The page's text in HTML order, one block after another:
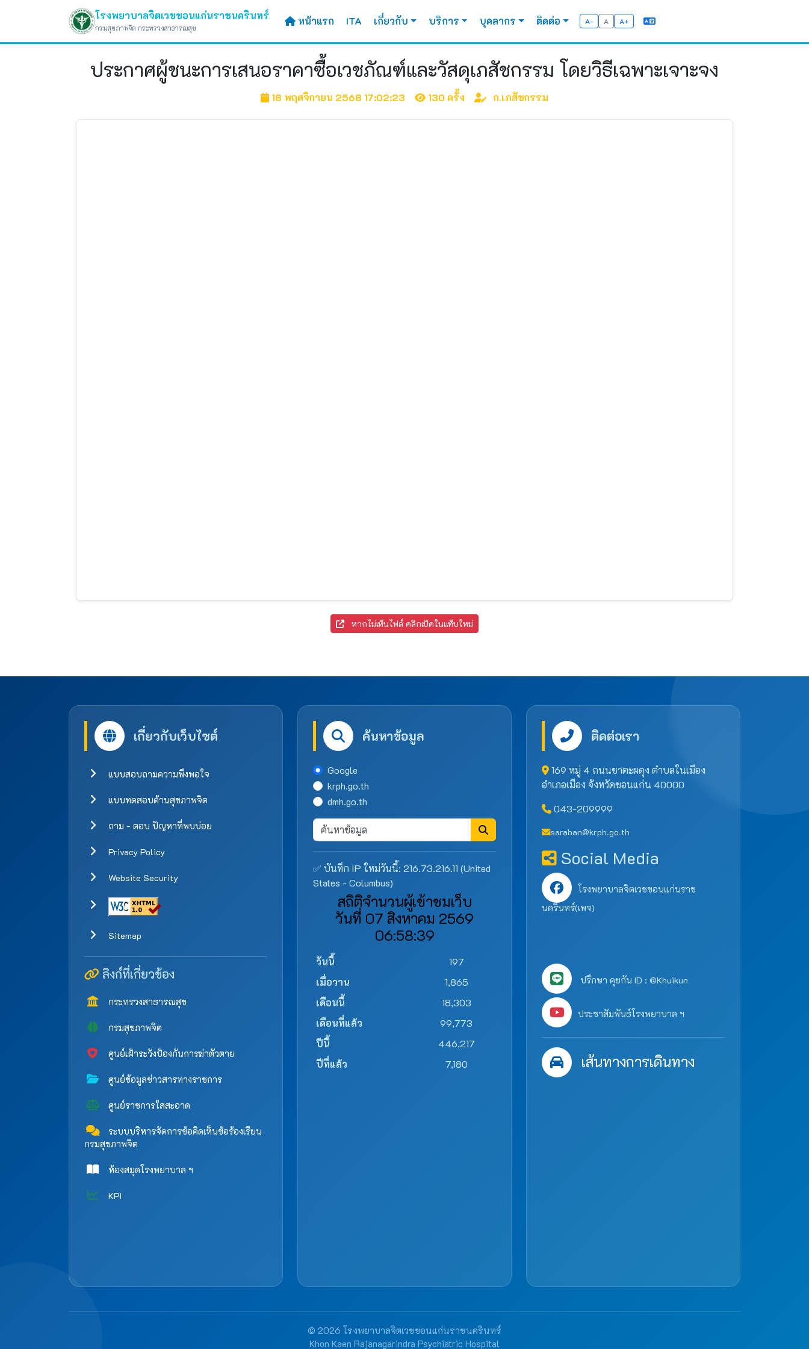
โรงพยาบาลจิตเวชขอนแก่นราชนครินทร์
กรมสุขภาพจิต กระทรวงสาธารณสุข
หน้าแรก ITA เกี่ยวกับ บริการ บุคลากร ติดต่อ A- A A+
ประกาศผู้ชนะการเสนอราคาซื้อเวชภัณฑ์และวัสดุเภสัชกรรม โดยวิธีเฉพาะเจาะจง
18 พฤศจิกายน 2568 17:02:23 130 ครั้ง ก.เภสัชกรรม
หากไม่เห็นไฟล์ คลิกเปิดในแท็บใหม่
เกี่ยวกับเว็บไซต์
แบบสอบถามความพึงพอใจ
แบบทดสอบด้านสุขภาพจิต
ถาม - ตอบ ปัญหาที่พบบ่อย
Privacy Policy
Website Security
Sitemap
ลิงก์ที่เกี่ยวข้อง
กระทรวงสาธารณสุข
กรมสุขภาพจิต
ศูนย์เฝ้าระวังป้องกันการฆ่าตัวตาย
ศูนย์ข้อมูลข่าวสารทางราชการ
ศูนย์ราชการใสสะอาด
ระบบบริหารจัดการข้อคิดเห็นข้อร้องเรียน
กรมสุขภาพจิต
ห้องสมุดโรงพยาบาล ฯ
KPI
ค้นหาข้อมูล
Google
krph.go.th
dmh.go.th
✅ บันทึก IP ใหม่วันนี้: 216.73.216.11 (United
States - Columbus)
สถิติจำนวนผู้เข้าชมเว็บ
วันที่ 07 สิงหาคม 2569
06:58:39
วันนี้
197
เมื่อวาน
1,865
เดือนนี้
18,303
เดือนที่แล้ว
99,773
ปีนี้
446,217
ปีที่แล้ว
7,180
ติดต่อเรา
169 หมู่ 4 ถนนชาตะผดุง ตำบลในเมือง
อำเภอเมือง จังหวัดขอนแก่น 40000
043-209999
saraban@krph.go.th
Social Media
โรงพยาบาลจิตเวชขอนแก่นราช
นครินทร์(เพจ)
ปรึกษา คุยกัน ID : @Khuikun
ประชาสัมพันธ์โรงพยาบาล ฯ
เส้นทางการเดินทาง
© 2026 โรงพยาบาลจิตเวชขอนแก่นราชนครินทร์
Khon Kaen Rajanagarindra Psychiatric Hospital